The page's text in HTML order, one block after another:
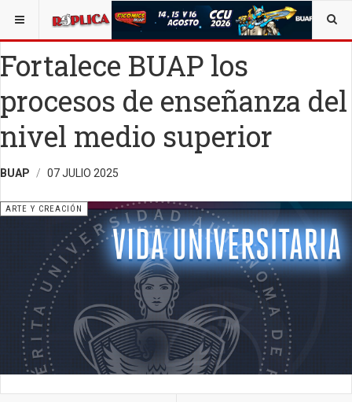
ESTÁ AQUÍ: ARTE OPINIÓN RÉPLICA
Fortalece BUAP los
procesos de enseñanza del
nivel medio superior
BUAP 07 JULIO 2025
ARTE Y CREACIÓN